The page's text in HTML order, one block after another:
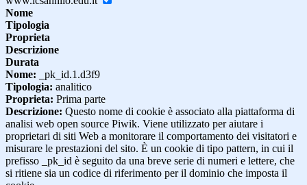
Nome
Tipologia
Proprieta
Descrizione
Durata
Nome: _pk_id.1.d3f9
Tipologia: analitico
Proprieta: Prima parte
Descrizione: Questo nome di cookie è associato alla piattaforma di
analisi web open source Piwik. Viene utilizzato per aiutare i
proprietari di siti Web a monitorare il comportamento dei visitatori e
misurare le prestazioni del sito. È un cookie di tipo pattern, in cui il
prefisso _pk_id è seguito da una breve serie di numeri e lettere, che
si ritiene sia un codice di riferimento per il dominio che imposta il